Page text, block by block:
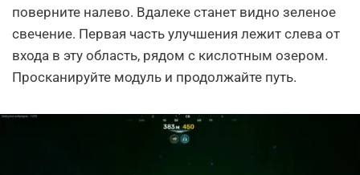
поверните налево. Вдалеке станет видно зеленое
свечение. Первая часть улучшения лежит слева от
входа в эту область, рядом с кислотным озером.
Просканируйте модуль и продолжайте путь.